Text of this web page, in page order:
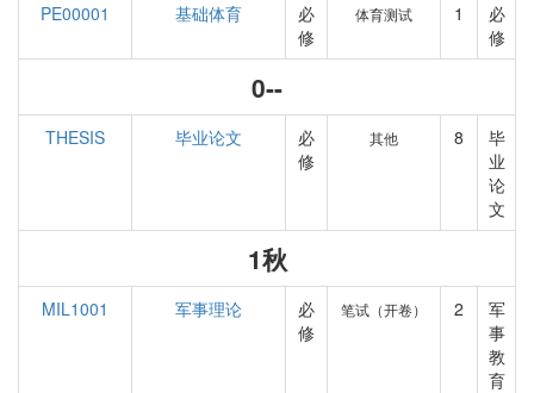
PE00001
基础体育
必
修
体育测试 1
必
修
0--
THESIS 毕业论文
必
修
其他 8
毕
业
论
文
1秋
MIL1001 军事理论
必
修
笔试（开卷） 2
军
事
教
育